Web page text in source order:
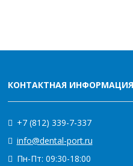
КОНТАКТНАЯ ИНФОРМАЦИЯ
+7 (812) 339-7-337
info@dental-port.ru
Пн-Пт: 09:30-18:00